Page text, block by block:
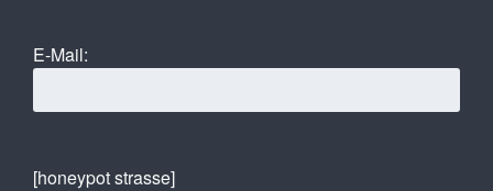
E-Mail:
[honeypot strasse]